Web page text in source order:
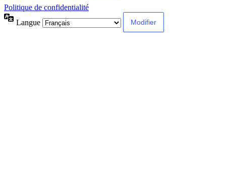
Politique de confidentialité
Langue